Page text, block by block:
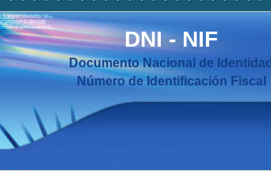
DNI-NIF
Documento Nacional de Identidad
Número de Identificación Fiscal